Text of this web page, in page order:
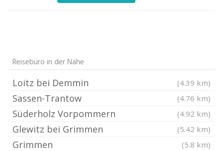
Reisebüro in der Nähe
Loitz bei Demmin (4.39 km)
Sassen-Trantow (4.76 km)
Süderholz Vorpommern (4.92 km)
Glewitz bei Grimmen (5.42 km)
Grimmen (5.8 km)